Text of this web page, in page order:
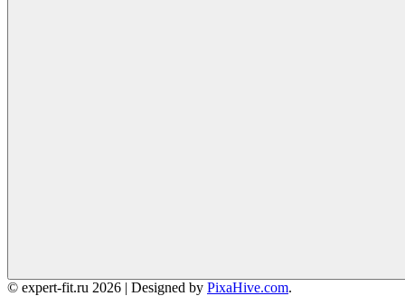
© expert-fit.ru 2026 | Designed by PixaHive.com.